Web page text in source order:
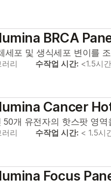
BRCA
세포 및 생식세포 변이를
리
수작업 시간: <1.5시간
Cancer
개 유전자의 핫스팟 영
리
수작업 시간: < 1.5시
Focus